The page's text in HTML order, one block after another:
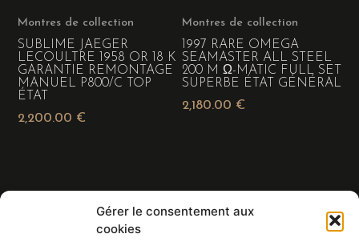
Gérer le consentement aux
cookies
Montres de collection
SUBLIME JAEGER
LECOULTRE 1958 OR 18 K
GARANTIE REMONTAGE
MANUEL P800/C TOP
ÉTAT
2,200.00 €
Montres de collection
1997 RARE OMEGA
SEAMASTER ALL STEEL
200 M Ω-MATIC FULL SET
SUPERBE ÉTAT GÉNÉRAL
2,180.00 €
Eric BALDIN